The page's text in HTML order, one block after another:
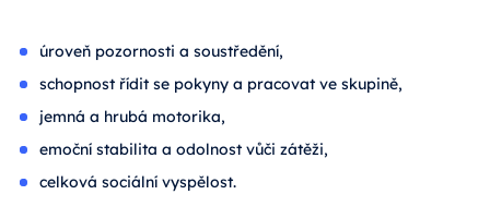
úroveň pozornosti a soustředění,
schopnost řídit se pokyny a pracovat ve skupině,
jemná a hrubá motorika,
emoční stabilita a odolnost vůči zátěži,
celková sociální vyspělost.